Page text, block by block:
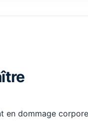
en dommage